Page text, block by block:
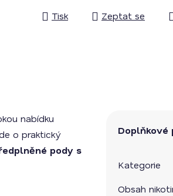
Tisk
Zeptat se
nabídku
o praktický
pody s
Doplňkové
Kategorie
Obsah